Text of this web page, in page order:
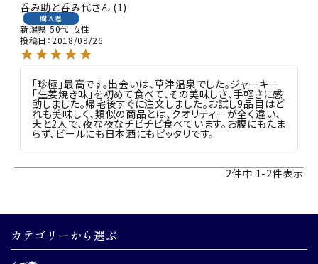
呑み助と呑み代 1
購入者
新潟県 50代 女性
投稿日 2018/09/26
「珍極」最高です。出会いは、草津温泉でした。ジャーキー
「生姜焼き味」を初めて食べて、その美味しさ、手軽さに感
動しました。帰宅後すぐに注文しました。お試し9品目はど
れも美味しく、類似の商品とは、クオリティーが全く違い、
夫と2人で、夜な夜なチビチビ食べています。お腹にもたま
らず、ビールにも日本酒にもピッタリです。
2件中 1-2件表示
カテゴリーから選ぶ